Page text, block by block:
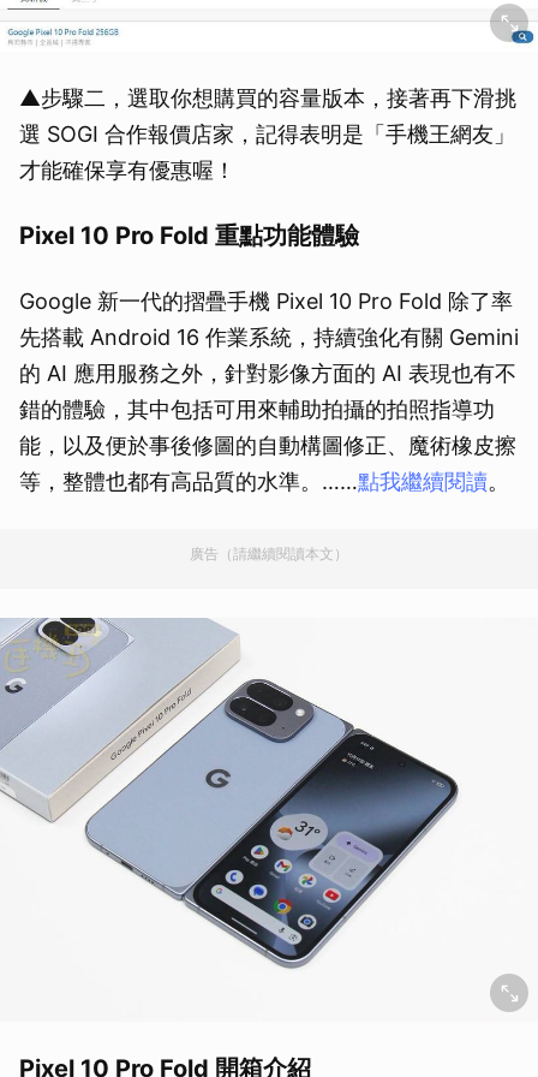
▲步驟二，選取你想購買的容量版本，接著再下滑挑
選 SOGI 合作報價店家，記得表明是「手機王網友」
才能確保享有優惠喔！
Pixel 10 Pro Fold 重點功能體驗
Google 新一代的摺疊手機 Pixel 10 Pro Fold 除了率
先搭載 Android 16 作業系統，持續強化有關 Gemini
的 AI 應用服務之外，針對影像方面的 AI 表現也有不
錯的體驗，其中包括可用來輔助拍攝的拍照指導功
能，以及便於事後修圖的自動構圖修正、魔術橡皮擦
等，整體也都有高品質的水準。……點我繼續閱讀。
廣告（請繼續閱讀本文）
Pixel 10 Pro Fold 開箱介紹